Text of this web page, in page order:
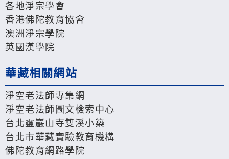
各地淨宗學會
香港佛陀教育協會
澳洲淨宗學院
英國漢學院
華藏相關網站
淨空老法師專集網
淨空老法師圖文檢索中心
台北靈巖山寺雙溪小築
台北市華藏實驗教育機構
佛陀教育網路學院